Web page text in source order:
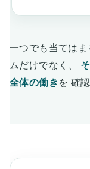
一つでも当ては
ムだけでなく、
全体の働き を 確